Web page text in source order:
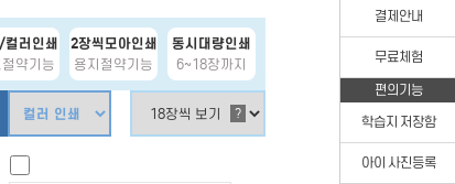
러인쇄
약기능
2장씩모아인쇄
용지절약기능
동시대량인쇄
6~18장까지
?
결제안내
무료체험
편의기능
학습지 저장함
아이 사진등록